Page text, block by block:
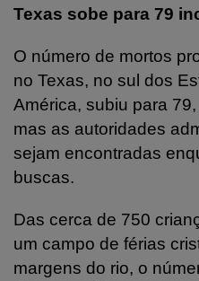
Texas sobe para 79
O número de mortos
no Texas, no sul dos
América, subiu para
mas as autoridades
sejam encontradas
buscas.
Das cerca de 750
um campo de férias
margens do rio, o